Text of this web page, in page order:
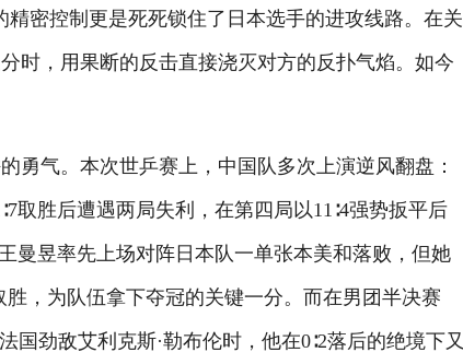
密控制更是死死锁住了日本选手的进攻线路。在关
时，用果断的反击直接浇灭对方的反扑气焰。如今
气。本次世乒赛上，中国队多次上演逆风翻盘：
取胜后遭遇两局失利，在第四局以11∶4强势扳平后
曼昱率先上场对阵日本队一单张本美和落败，但她
，为队伍拿下夺冠的关键一分。而在男团半决赛
劲敌艾利克斯·勒布伦时，他在0∶2落后的绝境下又